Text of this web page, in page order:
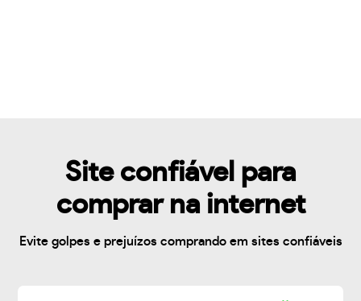
Site confiável para
comprar na internet
Evite golpes e prejuízos comprando em sites confiáveis